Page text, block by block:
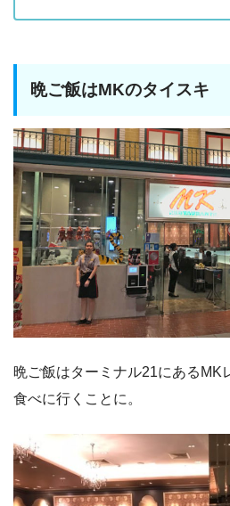
晩ご飯はMKのタイスキ
晩ご飯はターミナル21にあるMK
食べに行くことに。